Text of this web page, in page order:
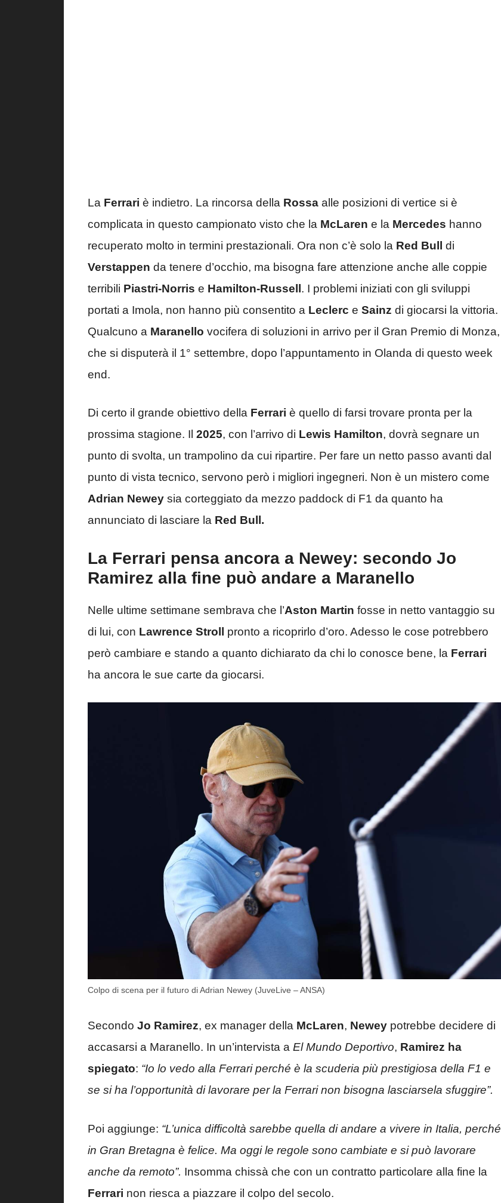
La Ferrari è indietro. La rincorsa della Rossa alle posizioni di vertice si è
complicata in questo campionato visto che la McLaren e la Mercedes hanno
recuperato molto in termini prestazionali. Ora non c’è solo la Red Bull
di
Verstappen da tenere d’occhio, ma bisogna fare attenzione anche alle coppie
terribili Piastri-Norris e Hamilton-Russell . I problemi iniziati con gli sviluppi
portati a Imola, non hanno più consentito a Leclerc e Sainz di giocarsi la vittoria.
Qualcuno a Maranello vocifera di soluzioni in arrivo per il Gran Premio di Monza,
che si disputerà il 1° settembre, dopo l’appuntamento in Olanda di questo week
end.
Di certo il grande obiettivo della Ferrari è quello di farsi trovare pronta per la
prossima stagione. Il 2025, con l’arrivo di Lewis Hamilton, dovrà segnare un
punto di svolta, un trampolino da cui ripartire. Per fare un netto passo avanti dal
punto di vista tecnico, servono però i migliori ingegneri. Non è un mistero come
Adrian Newey sia corteggiato da mezzo paddock di F1 da quanto ha
annunciato di lasciare la Red Bull.
La Ferrari pensa ancora a Newey: secondo Jo
Ramirez alla fine può andare a Maranello
Nelle ultime settimane sembrava che l’Aston Martin fosse in netto vantaggio su
di lui, con Lawrence Stroll
pronto a ricoprirlo d’oro. Adesso le cose potrebbero
però cambiare e stando a quanto dichiarato da chi lo conosce bene, la Ferrari
ha ancora le sue carte da giocarsi.
Colpo di scena per il futuro di Adrian Newey (JuveLive – ANSA)
Secondo Jo Ramirez, ex manager della McLaren, Newey potrebbe decidere di
accasarsi a Maranello. In un’intervista a El Mundo Deportivo, Ramirez ha
spiegato: “Io lo vedo alla Ferrari perché è la scuderia più prestigiosa della F1 e
se si ha l’opportunità di lavorare per la Ferrari non bisogna lasciarsela sfuggire”.
Poi aggiunge: “L’unica difficoltà sarebbe quella di andare a vivere in Italia, perché
in Gran Bretagna è felice. Ma oggi le regole sono cambiate e si può lavorare
anche da remoto”. Insomma chissà che con un contratto particolare alla fine la
Ferrari non riesca a piazzare il colpo del secolo.